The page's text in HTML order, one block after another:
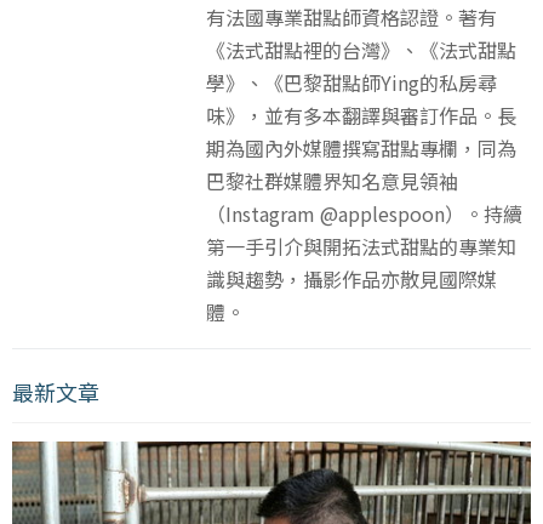
有法國專業甜點師資格認證。著有
《法式甜點裡的台灣》、《法式甜點
學》、《巴黎甜點師Ying的私房尋
味》，並有多本翻譯與審訂作品。長
期為國內外媒體撰寫甜點專欄，同為
巴黎社群媒體界知名意見領袖
（Instagram @applespoon）。持續
第一手引介與開拓法式甜點的專業知
識與趨勢，攝影作品亦散見國際媒
體。
最新文章